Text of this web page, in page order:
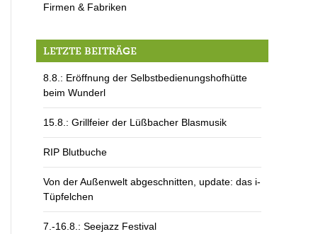
Firmen & Fabriken
LETZTE BEITRÄGE
8.8.: Eröffnung der Selbstbedienungshofhütte
beim Wunderl
15.8.: Grillfeier der Lüßbacher Blasmusik
RIP Blutbuche
Von der Außenwelt abgeschnitten, update: das i-
Tüpfelchen
7.-16.8.: Seejazz Festival